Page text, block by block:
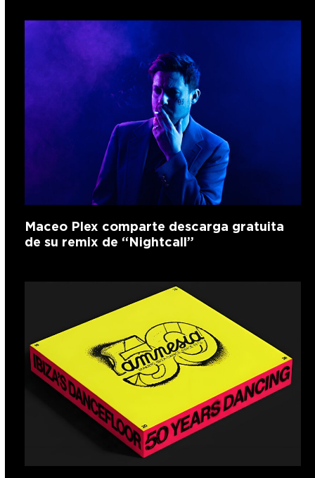
Maceo Plex comparte descarga gratuita
de su remix de “Nightcall”